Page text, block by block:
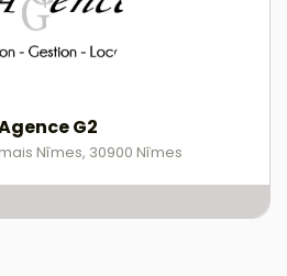
G2
Nîmes, 30900 Nîmes